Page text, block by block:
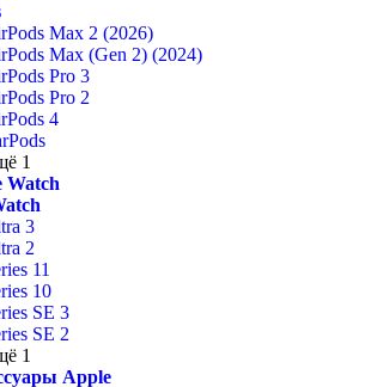
Max 2 (2026)
Max (Gen 2) (2024)
Pro 3
Pro 2
4
1
3
2
11
10
SE 3
SE 2
1